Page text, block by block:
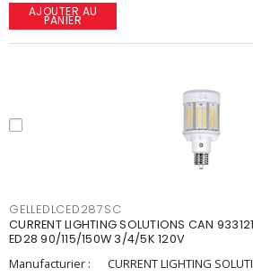
AJOUTER AU
PANIER
GELLEDLCED287SC
CURRENT LIGHTING SOLUTIONS CAN
ED28 90/115/150W 3/4/5K 120V
Manufacturier :
CURRENT LIGHTING